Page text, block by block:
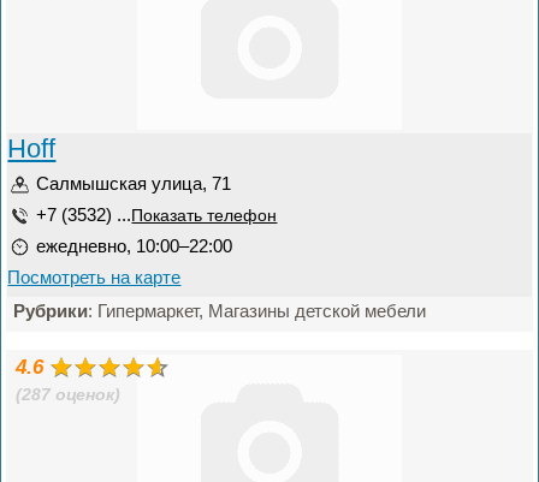
Hoff
Салмышская улица, 71
+7 (3532) ... Показать телефон
ежедневно, 10:00–22:00
Посмотреть на карте
Рубрики: Гипермаркет, Магазины детской мебели
4.6
(287 оценок)